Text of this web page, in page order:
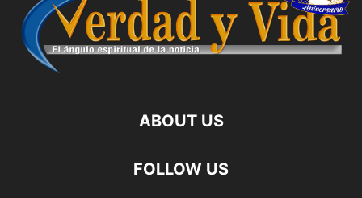
ABOUT US
FOLLOW US